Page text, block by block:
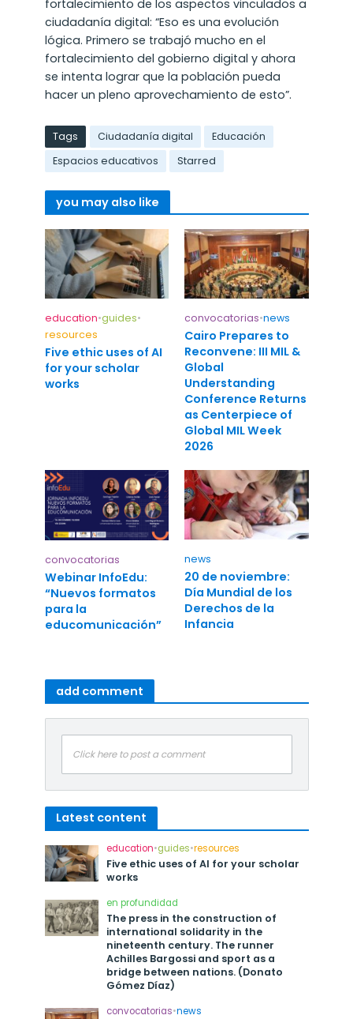
fortalecimiento de los aspectos vinculados a
ciudadanía digital: “Eso es una evolución
lógica. Primero se trabajó mucho en el
fortalecimiento del gobierno digital y ahora
se intenta lograr que la población pueda
hacer un pleno aprovechamiento de esto”.
Tags Ciudadanía digital
Educación
Espacios educativos
Starred
you may also like
education•guides•
resources
Five ethic uses of AI
for your scholar
works
convocatorias•news
Cairo Prepares to
Reconvene: III MIL &
Global
Understanding
Conference Returns
as Centerpiece of
Global MIL Week
2026
convocatorias
Webinar InfoEdu:
“Nuevos formatos
para la
educomunicación”
news
20 de noviembre:
Día Mundial de los
Derechos de la
Infancia
add comment
Click here to post a comment
Latest content
education•guides•resources
Five ethic uses of AI for your scholar
works
en profundidad
The press in the construction of
international solidarity in the
nineteenth century. The runner
Achilles Bargossi and sport as a
bridge between nations. (Donato
Gómez Díaz)
convocatorias•news